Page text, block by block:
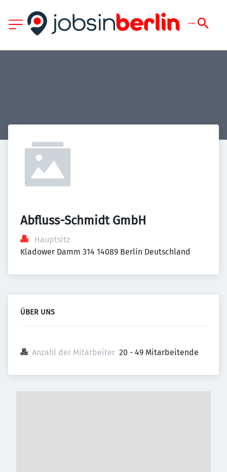
Abfluss-Schmidt GmbH
Hauptsitz
Kladower Damm 314 14089 Berlin Deutschland
ÜBER UNS
Anzahl der Mitarbeiter 20 - 49 Mitarbeitende